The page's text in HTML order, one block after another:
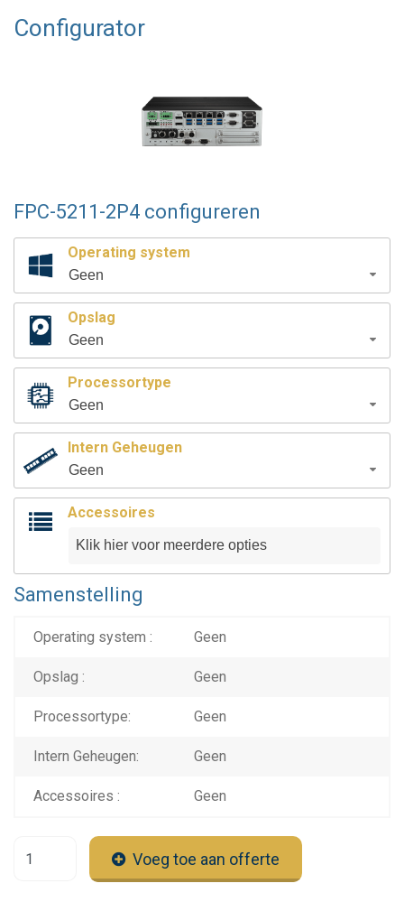
Configurator
FPC-5211-2P4 configureren
Operating system
Geen
Opslag
Geen
Processortype
Geen
Intern Geheugen
Geen
Accessoires
Samenstelling
Operating system : Geen
Opslag : Geen
Processortype: Geen
Intern Geheugen: Geen
Accessoires : Geen
Voeg toe aan offerte